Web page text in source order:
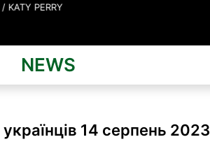
NEWS
14 серпень 2023